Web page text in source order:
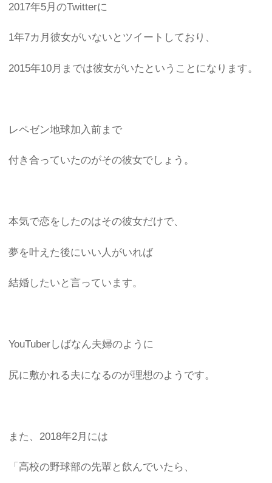
2017年5月のTwitterに
1年7カ月彼女がいないとツイートしており、
2015年10月までは彼女がいたということになります。
レペゼン地球加入前まで
付き合っていたのがその彼女でしょう。
本気で恋をしたのはその彼女だけで、
夢を叶えた後にいい人がいれば
結婚したいと言っています。
YouTuberしばなん夫婦のように
尻に敷かれる夫になるのが理想のようです。
また、2018年2月には
「高校の野球部の先輩と飲んでいたら、